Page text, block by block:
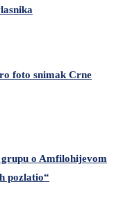
foto snimak Crne
o Amfilohijevom
pozlatio“